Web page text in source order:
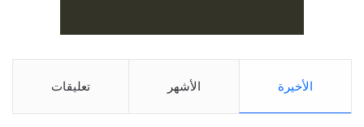
الأخيرة الأشهر تعليقات